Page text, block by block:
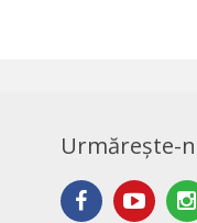
Urmărește-